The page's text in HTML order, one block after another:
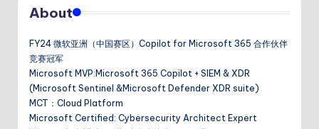
About
FY24 微软亚洲（中国赛区）Copilot for Microsoft 365 合作伙伴
竞赛冠军
Microsoft MVP:Microsoft 365 Copilot + SIEM & XDR
(Microsoft Sentinel &Microsoft Defender XDR suite)
MCT：Cloud Platform
Microsoft Certified: Cybersecurity Architect Expert